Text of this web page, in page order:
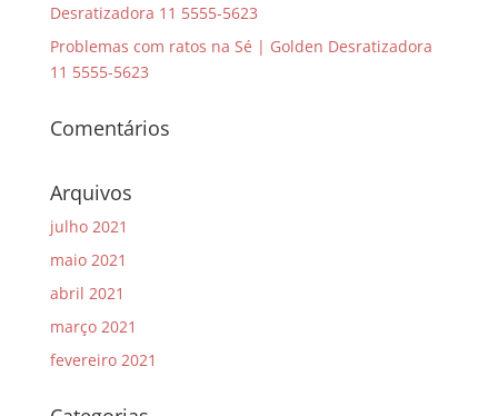
Desratizadora 11 5555-5623
Problemas com ratos na Sé | Golden Desratizadora
11 5555-5623
Comentários
Arquivos
julho 2021
maio 2021
abril 2021
março 2021
fevereiro 2021